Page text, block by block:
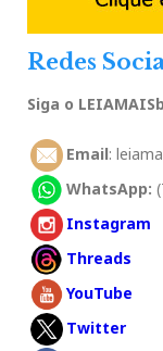
Redes
Siga o
Email:
WhatsApp:
Instagram
Threads
YouTube
Twitter